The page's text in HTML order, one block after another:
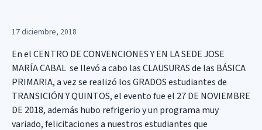
17 diciembre, 2018
En el CENTRO DE CONVENCIONES Y EN LA SEDE JOSE
MARÍA CABAL se llevó a cabo las CLAUSURAS de las BÁSICA
PRIMARIA, a vez se realizó los GRADOS estudiantes de
TRANSICIÓN Y QUINTOS, el evento fue el 27 DE NOVIEMBRE
DE 2018, además hubo refrigerio y un programa muy
variado, felicitaciones a nuestros estudiantes que